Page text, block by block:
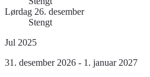
Lørdag 26. desember
Stengt
Jul 2025
31. desember 2026 - 1. januar 2027